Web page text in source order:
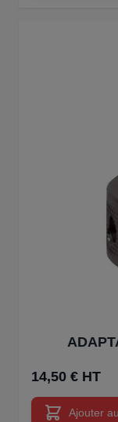
14,50 € HT
Ajouter